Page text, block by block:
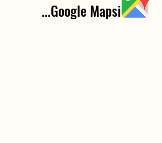
...Google Mapsi